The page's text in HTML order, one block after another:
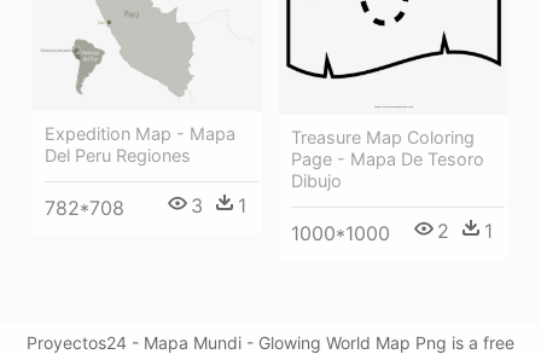
Expedition Map - Mapa
Del Peru Regiones
782*708 3 1
Treasure Map Coloring
Page - Mapa De Tesoro
Dibujo
1000*1000 2 1
Proyectos24 - Mapa Mundi - Glowing World Map Png is a free